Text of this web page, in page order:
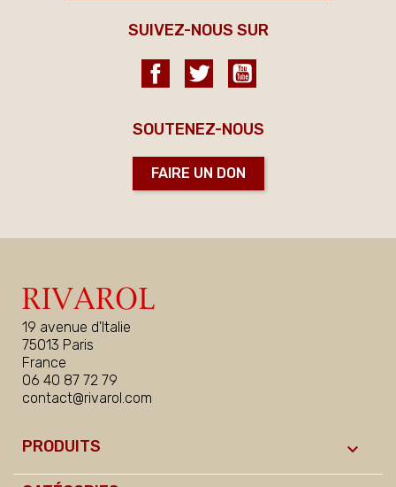
SUIVEZ-NOUS SUR
FacebookTwitter
SOUTENEZ-NOUS
FAIRE UN DON
19 avenue d'Italie
75013 Paris
France
06 40 87 72 79
contact@rivarol.com
PRODUITS 